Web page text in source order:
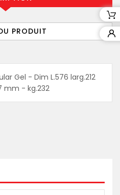
PRODUIT
Gel - Dim L.576 larg.212
mm - kg.232